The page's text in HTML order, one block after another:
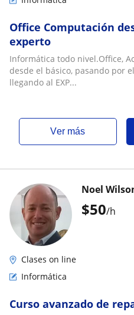
Office Computación
experto
Informática todo nivel.Office,
desde el básico, pasando por
llegando al EXP...
ver más
$50/h
Noel
Clases on line
Informática
Curso avanzado de